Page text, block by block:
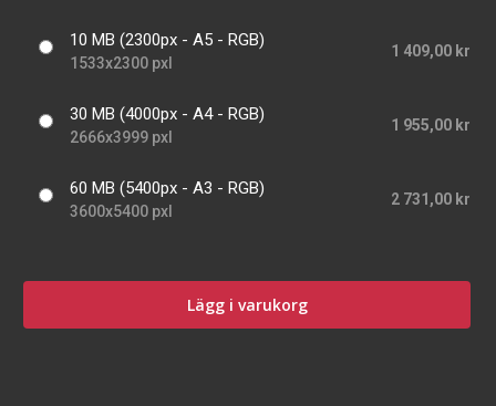
10 MB (2300px - A5 - RGB)
1533x2300 pxl
1 409,00 kr
30 MB (4000px - A4 - RGB)
2666x3999 pxl
1 955,00 kr
60 MB (5400px - A3 - RGB)
3600x5400 pxl
2 731,00 kr
Lägg i varukorg